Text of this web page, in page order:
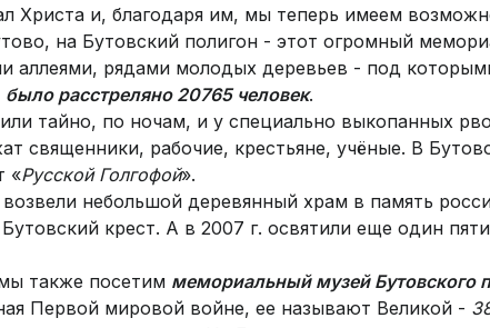
Христа и, благодаря им, мы теперь имеем
на Бутовский полигон - этот огромный
аллеями, рядами молодых деревьев - под
было расстреляно 20765 человек.
тайно, по ночам, и у специально выкопанных
священники, рабочие, крестьяне, учёные. В
«Русской Голгофой».
возвели небольшой деревянный храм в память
крест. А в 2007 г. освятили еще один
также посетим мемориальный музей Бутовского
Первой мировой войне, ее называют Великой -